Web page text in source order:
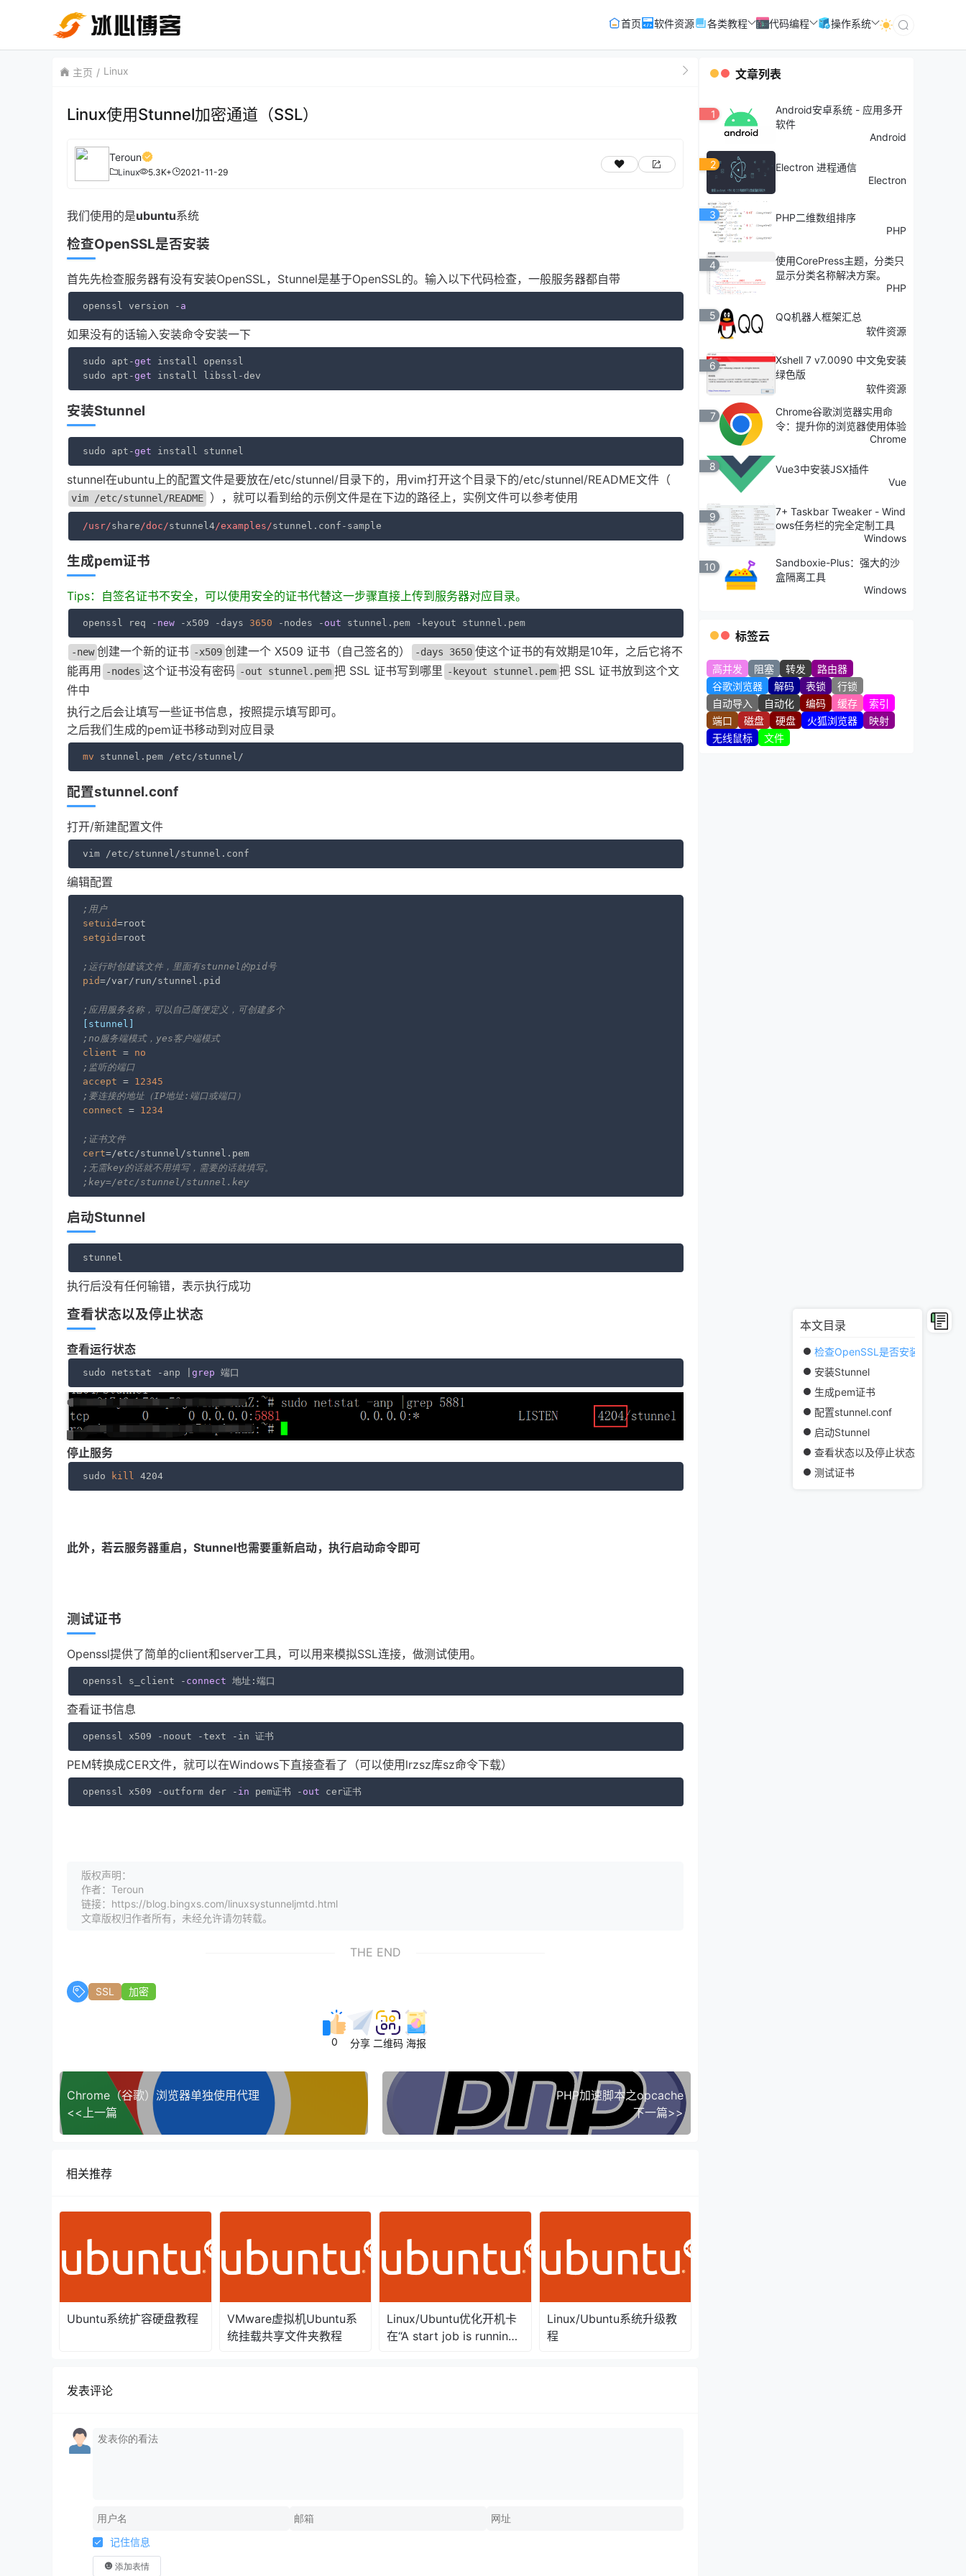
本文目录
检查OpenSSL是否安装
安装Stunnel
生成pem证书
配置stunnel.conf
启动Stunnel
查看状态以及停止状态
测试证书
首页 软件资源 各类教程 代码编程 操作系统
主页 Linux
Linux使用Stunnel加密通道（SSL）
Teroun
Linux 5.3K+ 2021-11-29
我们使用的是ubuntu系统
检查OpenSSL是否安装
首先先检查服务器有没有安装OpenSSL， Stunnel是基于OpenSSL的。输入以下代码检查，一般服务器都自带
openssl version - a
如果没有的话输入安装命令安装一下
sudo apt-get install openssl
sudo apt-get install libssl-dev
安装Stunnel
sudo apt-get install stunnel
stunnel在ubuntu上的配置文件是要放在/etc/stunnel/目录下的，用vim打开这个目录下的/etc/stunnel/README文件（
vim /etc/stunnel/README ），就可以看到给的示例文件是在下边的路径上，实例文件可以参考使用
/usr/share/doc/stunnel4/examples/stunnel.conf - sample
生成pem证书
Tips：自签名证书不安全，可以使用安全的证书代替这一步骤直接上传到服务器对应目录。
openssl req - new -x509 -days 3650 -nodes - out stunnel.pem -keyout stunnel.pem
-new 创建一个新的证书 -x509 创建一个 X509 证书（自己签名的） -days 3650 使这个证书的有效期是10年，之后它将不
能再用
-nodes 这个证书没有密码 -out stunnel.pem 把 SSL 证书写到哪里 -keyout stunnel.pem 把 SSL 证书放到这个文
件中
执行之后会让填写一些证书信息，按照提示填写即可。
之后我们生成的pem证书移动到对应目录
mv stunnel.pem /etc/stunnel/
配置stunnel.conf
打开/新建配置文件
vim /etc/stunnel/stunnel.conf
编辑配置
;用户
setuid
setgid=root
;运行时创建该文件，里面有stunnel的pid号
pid=/var/run/stunnel.pid
;应用服务名称，可以自己随便定义，可创建多个
[stunnel]
;no服务端模式，yes客户端模式
client = no
;监听的端口
accept = 12345
;要连接的地址（IP地址:端口或端口）
connect = 1234
;证书文件
cert
;无需key的话就不用填写，需要的话就填写。
;key=/etc/stunnel/stunnel.key
启动Stunnel
stunnel
执行后没有任何输错，表示执行成功
查看状态以及停止状态
查看运行状态
sudo netstat -anp | grep 端口
停止服务
sudo kill 4204
此外，若云服务器重启，Stunnel也需要重新启动，执行启动命令即可
测试证书
Openssl提供了简单的client和server工具，可以用来模拟SSL连接，做测试使用。
openssl s_client - connect 地址:端口
查看证书信息
openssl x509 -noout -text -in 证书
PEM转换成CER文件，就可以在Windows下直接查看了（可以使用lrzsz库sz命令下载）
openssl x509 -outform der - in pem证书 - out cer证书
版权声明：
作者：Teroun
链接：https://blog.bingxs.com/linuxsystunneljmtd.html
文章版权归作者所有，未经允许请勿转载。
THE END
SSL 加密
0 分享 二维码 海报
Chrome（谷歌）浏览器单独使用代理
<<上一篇
PHP加速脚本之opcache
下一篇>>
相关推荐
Ubuntu系统扩容硬盘教程
VMware虚拟机Ubuntu系
统挂载共享文件夹教程
Linux/Ubuntu优化开机卡
在“A start job is running
Linux/Ubuntu系统升级教
程
发表评论
记住信息
添加表情
文章列表
1
Android安卓系统 - 应用多开
软件
Android
2
Electron 进程通信
Electron
3
PHP二维数组排序
PHP
4
使用CorePress主题，分类只
显示分类名称解决方案。
PHP
5
QQ机器人框架汇总
软件资源
6
Xshell 7 v7.0090 中文免安装
绿色版
软件资源
7
Chrome谷歌浏览器实用命
令：提升你的浏览器使用体验
Chrome
8
Vue3中安装JSX插件
Vue
9
7+ Taskbar Tweaker - Wind
ows任务栏的完全定制工具
Windows
10
Sandboxie-Plus：强大的沙
盒隔离工具
Windows
标签云
高并发 阻塞 转发
路由器
谷歌浏览器
解码 表锁
行锁
自动导入
自动化 编码 缓存
索引
端口
磁盘 硬盘 火狐浏览器
映射
无线鼠标
文件